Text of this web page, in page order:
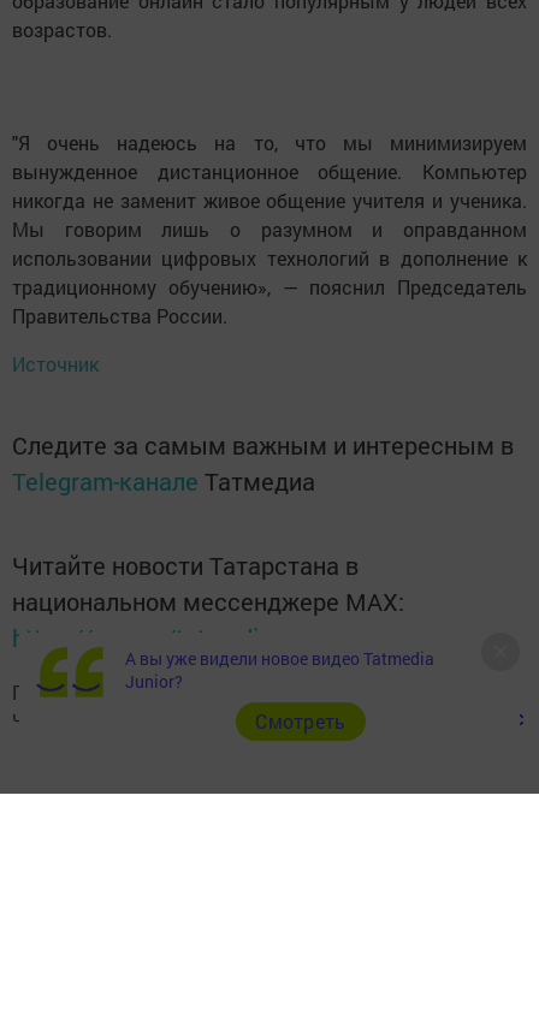
возрастов.
"Я очень надеюсь на то, что мы минимизируем
вынужденное дистанционное общение. Компьютер
никогда не заменит живое общение учителя и ученика.
Мы говорим лишь о разумном и оправданном
использовании цифровых технологий в дополнение к
традиционному обучению», — пояснил Председатель
Правительства России.
Источник
Следите за самым важным и интересным в
Telegram-канале Татмедиа
Читайте новости Татарстана в
национальном мессенджере MАХ:
https://max.ru/tatmedia
Подписывайтесь на наш
читайте нас
Одноклассниках Макс
А вы уже видели новое видео Tatmedia
Junior?
Cмотреть